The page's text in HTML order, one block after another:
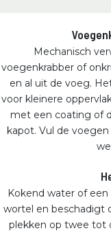
Mechanisch
voegenkrabber of
en al uit de voeg.
voor kleinere
met een coating of
kapot. Vul de
Kokend water of
wortel en beschadigt
plekken op twee tot